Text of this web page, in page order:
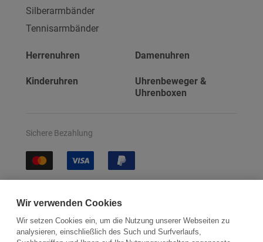
Silberarmbänder
Tennisarmbänder
Herrenuhren Damenuhren
Kinderuhren
Uhrenbeweger &
Uhrenboxen
Sichere Bezahlung
Wir verwenden Cookies
Wir setzen Cookies ein, um die Nutzung unserer Webseiten zu
analysieren, einschließlich des Such und Surfverlaufs,